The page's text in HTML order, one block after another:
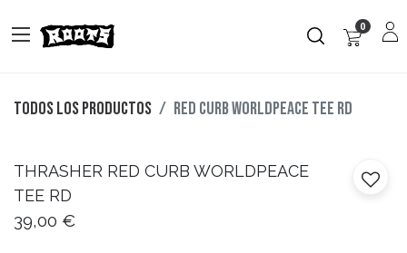
0
Todos los productos RED CURB WORLDPEACE TEE RD
THRASHER RED CURB WORLDPEACE
TEE RD
39,00 €